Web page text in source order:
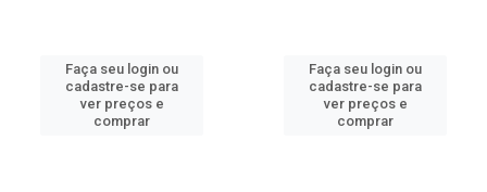
Faça seu login ou
cadastre-se para
ver preços e
comprar
Faça seu login ou
cadastre-se para
ver preços e
comprar